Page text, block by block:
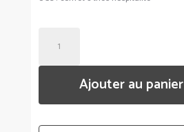
COFFRET
THÉS
BIO
Ajouter au panier